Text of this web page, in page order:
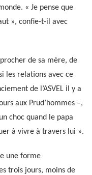
« Je pense que
», confie-t-il avec
de sa mère, de
les relations avec ce
de l’ASVEL il y a
aux Prud’hommes –,
choc quand le papa
à vivre à travers lui ».
une forme
trois jours, moins de